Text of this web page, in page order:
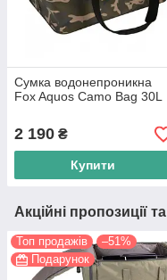
Сумка водонепроникна
Fox Aquos Camo Bag 30L
2 190 ₴
Купити
Акційні пропозиції
Топ продажів
–51%
Подарунок